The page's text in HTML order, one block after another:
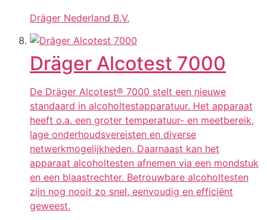
Dräger Nederland B.V.
Dräger Alcotest 7000
De Dräger Alcotest® 7000 stelt een nieuwe
standaard in alcoholtestapparatuur. Het apparaat
heeft o.a. een groter temperatuur- en meetbereik,
lage onderhoudsvereisten en diverse
netwerkmogelijkheden. Daarnaast kan het
apparaat alcoholtesten afnemen via een mondstuk
en een blaastrechter. Betrouwbare alcoholtesten
zijn nog nooit zo snel, eenvoudig en efficiënt
geweest.